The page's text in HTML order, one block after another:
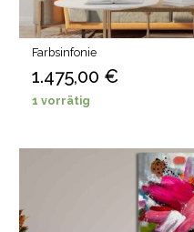
Farbsinfonie
1.475,00 €
1 vorrätig